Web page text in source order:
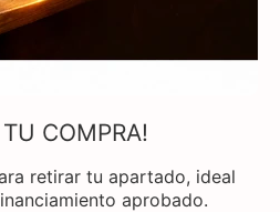
TU COMPRA!
retirar tu apartado, ideal
aprobado.